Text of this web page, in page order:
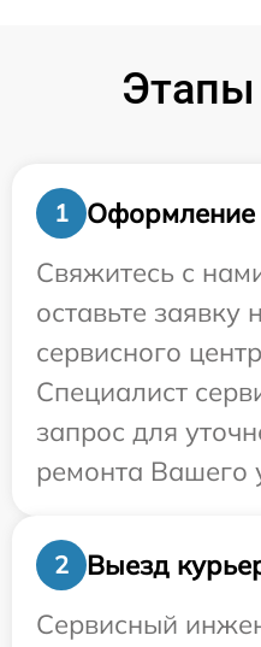
1
Оформление
Свяжитесь с
оставьте заявку
сервисного
Специалист
запрос для
ремонта Вашего
2
Выезд
Сервисный